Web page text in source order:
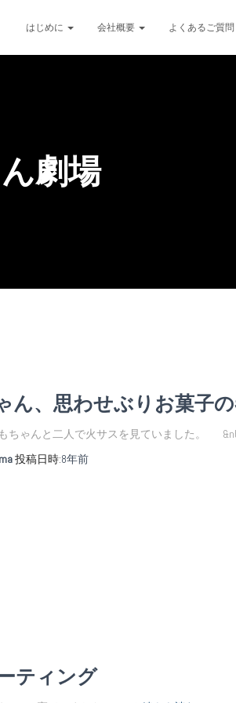
はじめに 会社概要 よくあるご質問
劇場
ん、思わせぶりお菓子
ちゃんと二人で火サスを見ていました。
投稿日時:8年前
ティング